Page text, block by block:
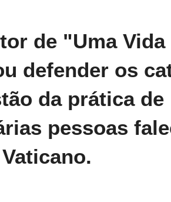
de "Uma
defender os
da prática de
pessoas